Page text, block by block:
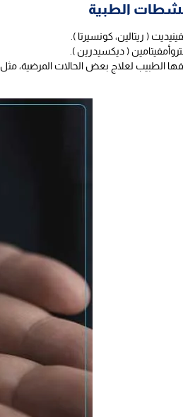
الطبية
( ريتالين، كونسيرتا ).
( ديكسيدرين ).
الطبيب لعلاج بعض الحالات المرضية، مثل